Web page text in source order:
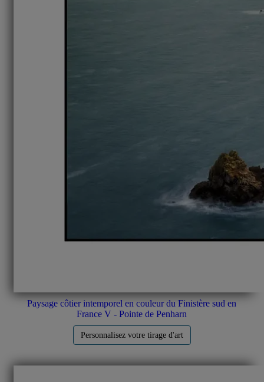
Paysage côtier intemporel en couleur du Finistère sud en
France V - Pointe de Penharn
Personnalisez votre tirage d'art